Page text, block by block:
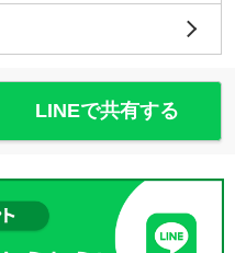
LINEで共有する